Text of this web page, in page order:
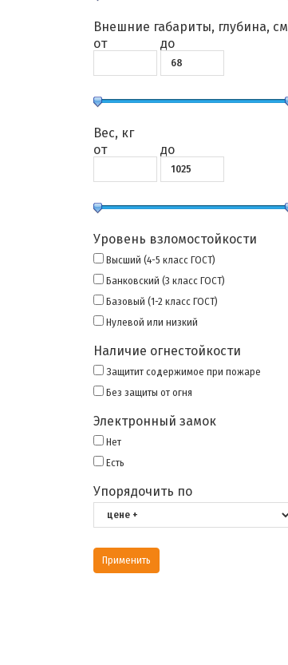
Внешние габариты, глубина, см
от
до
Вес, кг
от
до
Уровень взломостойкости
Высший (4-5 класс ГОСТ)
Банковский (3 класс ГОСТ)
Базовый (1-2 класс ГОСТ)
Нулевой или низкий
Наличие огнестойкости
Защитит содержимое при пожаре
Без защиты от огня
Электронный замок
Нет
Есть
Упорядочить по